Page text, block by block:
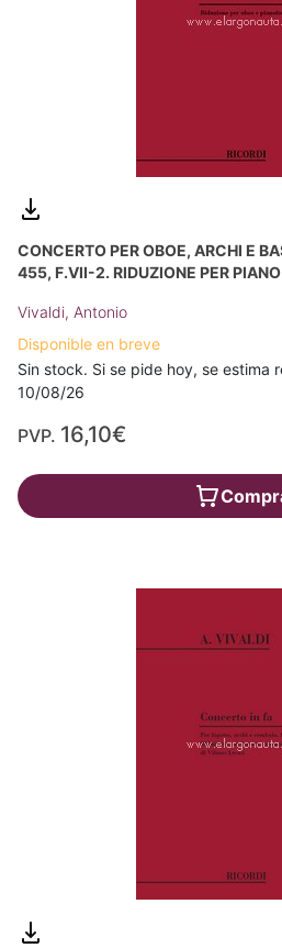
CONCERTO PER OBOE, ARCHI E
455, F.VII-2. RIDUZIONE PER PIANO
Vivaldi, Antonio
Disponible en breve
Sin stock. Si se pide hoy, se estima
10/08/26
PVP. 16,10€